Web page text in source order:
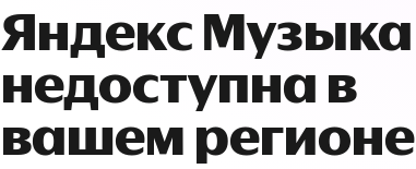
Яндекс Музыка
недоступна в
вашем регионе